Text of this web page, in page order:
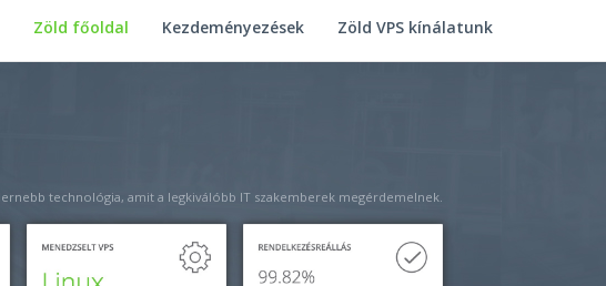
Zöld főoldal Kezdeményezések Zöld VPS kínálatunk
technológia, amit a legkiválóbb IT szakemberek megérdemelnek.